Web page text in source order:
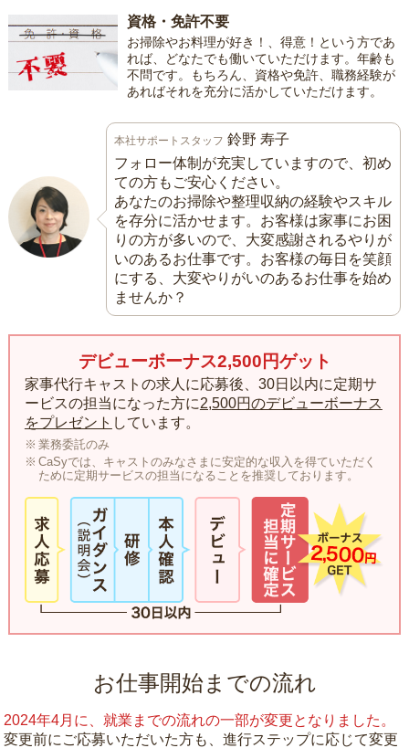
資格・免許不要
お掃除やお料理が好き！、得意！という方であ
れば、どなたでも働いていただけます。年齢も
不問です。もちろん、資格や免許、職務経験が
あればそれを充分に活かしていただけます。
本社サポートスタッフ 鈴野 寿子
フォロー体制が充実していますので、初め
ての方もご安心ください。
あなたのお掃除や整理収納の経験やスキル
を存分に活かせます。お客様は家事にお困
りの方が多いので、大変感謝されるやりが
いのあるお仕事です。お客様の毎日を笑顔
にする、大変やりがいのあるお仕事を始め
ませんか？
デビューボーナス2,500円ゲット
家事代行キャストの求人に応募後、30日以内に定期サ
ービスの担当になった方に2,500円のデビューボーナス
をプレゼント しています。
業務委託のみ
CaSyでは、キャストのみなさまに安定的な収入を得ていただく
ために定期サービスの担当になることを推奨しております。
お仕事開始までの流れ
2024年4月に、就業までの流れの一部が変更となりました。
変更前にご応募いただいた方も、進行ステップに応じて変更